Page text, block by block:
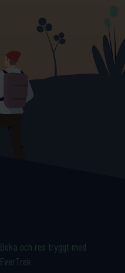
Boka och res tryggt med
EverTrek